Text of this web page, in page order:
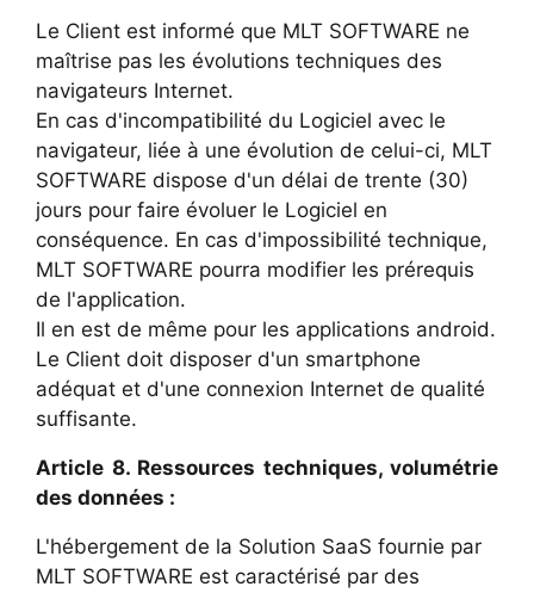
Le Client est informé que MLT SOFTWARE ne
maîtrise pas les évolutions techniques des
navigateurs Internet.
En cas d'incompatibilité du Logiciel avec le
navigateur, liée à une évolution de celui-ci, MLT
SOFTWARE dispose d'un délai de trente (30)
jours pour faire évoluer le Logiciel en
conséquence. En cas d'impossibilité technique,
MLT SOFTWARE pourra modifier les prérequis
de l'application.
Il en est de même pour les applications android.
Le Client doit disposer d'un smartphone
adéquat et d'une connexion Internet de qualité
suffisante.
Article 8. Ressources techniques, volumétrie
des données :
L'hébergement de la Solution SaaS fournie par
MLT SOFTWARE est caractérisé par des